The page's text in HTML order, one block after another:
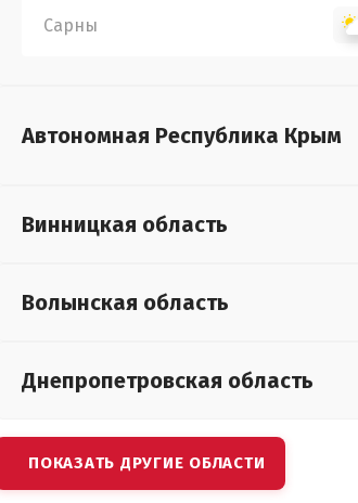
Сарны
Автономная Республика Крым
Винницкая область
Волынская область
Днепропетровская область
ПОКАЗАТЬ ДРУГИЕ ОБЛАСТИ